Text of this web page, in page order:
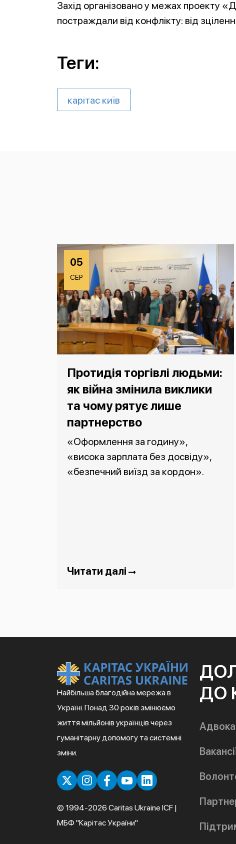
Захід організовано у межах проекту
постраждали від конфлікту: від
Теги:
карітас київ
05
СЕР
Протидія торгівлі людьми:
як війна змінила виклики
та чому рятує лише
партнерство
«Оформлення за годину»,
«висока зарплата без досвіду»,
«безпечний виїзд за кордон».
Читати далі
Найбільша благодійна мережа в
Україні. Понад 30 років змінюємо
життя мільйонів українців через
гуманітарну допомогу та системні
зміни.
© 1994-2026 Caritas Ukraine ICF |
МБФ "Карітас України"
ДО